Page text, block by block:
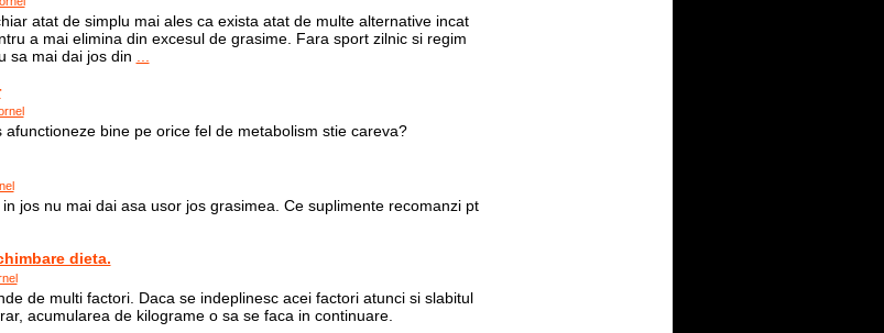
atat de simplu mai ales ca exista atat de multe alternative incat
a mai elimina din excesul de grasime. Fara sport zilnic si regim
sa mai dai jos din
bine pe orice fel de metabolism stie careva?
jos nu mai dai asa usor jos grasimea. Ce suplimente recomanzi pt
dieta.
de multi factori. Daca se indeplinesc acei factori atunci si slabitul
acumularea de kilograme o sa se faca in continuare.